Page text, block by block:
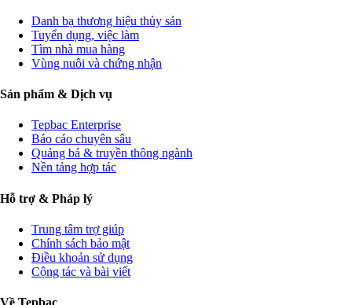
Danh bạ thương hiệu thủy sản
Tuyển dụng, việc làm
Tìm nhà mua hàng
Vùng nuôi và chứng nhận
Sản phẩm & Dịch vụ
Tepbac Enterprise
Báo cáo chuyên sâu
Quảng bá & truyền thông ngành
Nền tảng hợp tác
Hỗ trợ & Pháp lý
Trung tâm trợ giúp
Chính sách bảo mật
Điều khoản sử dụng
Cộng tác và bài viết